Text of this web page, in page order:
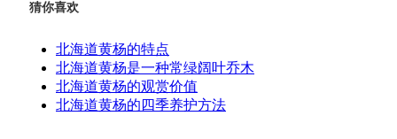
猜你喜欢
北海道黄杨的特点
北海道黄杨是一种常绿阔叶乔木
北海道黄杨的观赏价值
北海道黄杨的四季养护方法